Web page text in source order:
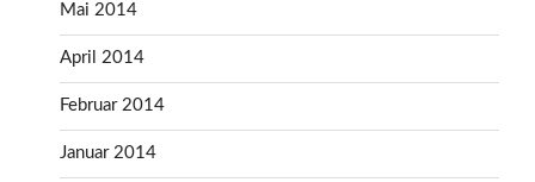
Mai 2014
April 2014
Februar 2014
Januar 2014